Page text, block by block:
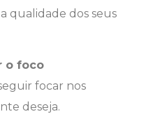
qualidade dos seus
o foco
focar nos
deseja.